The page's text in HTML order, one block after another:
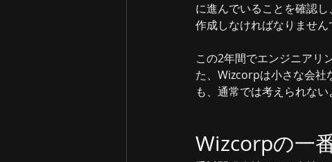
に進んでいることを確認
作成しなければなりません
この2年間でエンジニアリ
た、Wizcorpは小さな会社
も、通常では考えられな
Wizcorpの一